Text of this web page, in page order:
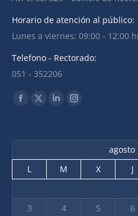
Horario de atención al público:
Lunes a viernes: 09:00 - 12:00
Telefono - Rectorado:
051 - 352206
Find us on:
agosto
L
M X J
3
4 5 6